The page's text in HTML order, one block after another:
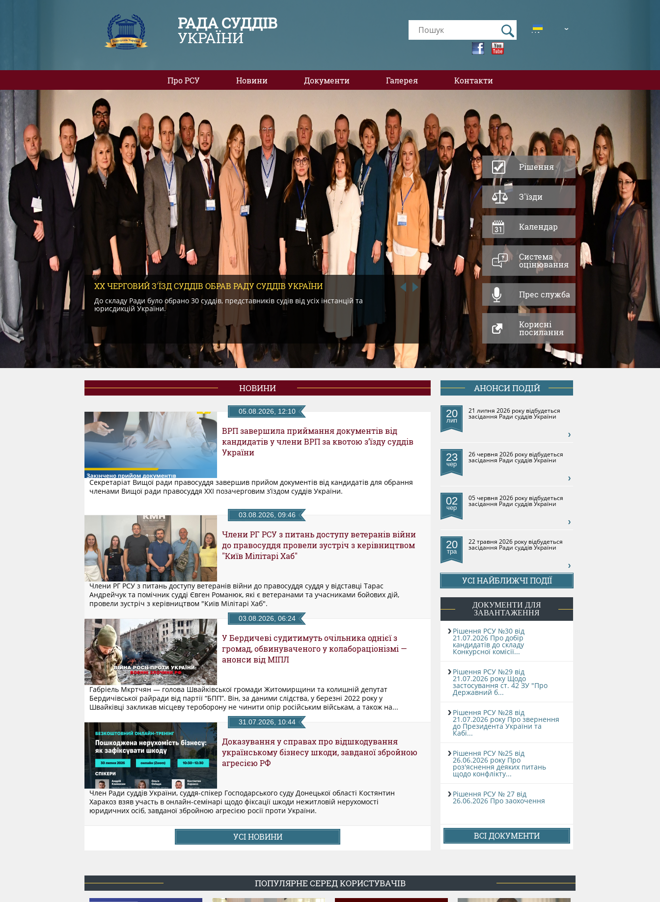
РАДА СУДДІВ
УКРАЇНИ
UA
Про РСУ Новини Документи Галерея Контакти
карти з
курсу
основний
ХХ ЧЕРГОВИЙ З'ЇЗД СУДДІВ ОБРАВ РАДУ СУДДІВ УКРАЇНИ
До складу Ради було обрано 30 суддів, представників судів від усіх інстанцій та
юрисдикцій України.
ОПУБЛІКОВАНО НОВУ РЕДАКЦІЮ КОДЕКСУ СУДДІВСЬКОЇ
У ситуаціях, коли незалежність та авторитет судової влади під
право виступати на їх захист як на національному, так і на
Рішення
З'їзди
Календар
Система
оцінювання
Прес служба
Корисні
посилання
НОВИНИ
05.08.2026, 12:10
ВРП завершила приймання документів від
кандидатів у члени ВРП за квотою з’їзду суддів
України
​Секретаріат Вищої ради правосуддя завершив прийом документів від кандидатів для обрання
членами Вищої ради правосуддя XXІ позачерговим з’їздом суддів України.
03.08.2026, 09:46
Члени РГ РСУ з питань доступу ветеранів війни
до правосуддя провели зустріч з керівництвом
"Київ Мілітарі Хаб"
Члени РГ РСУ з питань доступу ветеранів війни до правосуддя суддя у відставці Тарас
Андрейчук та помічник судді Євген Романюк, які є ветеранами та учасниками бойових дій,
провели зустріч з керівництвом "Київ Мілітарі Хаб".
03.08.2026, 06:24
У Бердичеві судитимуть очільника однієї з
громад, обвинуваченого у колабораціонізмі —
анонси від МІПЛ
Габріель Мкртчян — голова Швайківської громади Житомирщини та колишній депутат
Бердичівської райради від партії “БПП”. Він, за даними слідства, у березні 2022 року у
Швайківці закликав місцеву тероборону не чинити опір російським військам, а також на...
31.07.2026, 10:44
​Доказування у справах про відшкодування
українському бізнесу шкоди, завданої збройною
агресією РФ
Член Ради суддів України, суддя-спікер Господарського суду Донецької області Костянтин
Харакоз взяв участь в онлайн-семінарі щодо фіксації шкоди нежитловій нерухомості
юридичних осіб, завданої збройною агресією росії проти України.
УСІ НОВИНИ
АНОНСИ ПОДІЙ
20
лип
21 липня 2026 року відбудеться
засідання Ради суддів України
23
чер
26 червня 2026 року відбудеться
засідання Ради суддів України
02
чер
05 червня 2026 року відбудеться
засідання Ради суддів України
20
тра
22 травня 2026 року відбудеться
засідання Ради суддів України
УСІ НАЙБЛИЖЧІ ПОДІЇ
ДОКУМЕНТИ ДЛЯ
ЗАВАНТАЖЕННЯ
Рішення РСУ №30 від
21.07.2026 Про добір
кандидатів до складу
Конкурсної комісії...
Рішення РСУ №29 від
21.07.2026 року Щодо
застосування ст. 42 ЗУ "Про
Державний б...
Рішення РСУ №28 від
21.07.2026 року Про звернення
до Президента України та
Кабі...
Рішення РСУ №25 від
26.06.2026 року Про
роз'яснення деяких питань
щодо конфлікту...
Рішення РСУ № 27 від
26.06.2026 Про заохочення
ВСІ ДОКУМЕНТИ
ПОПУЛЯРНЕ СЕРЕД КОРИСТУВАЧІВ